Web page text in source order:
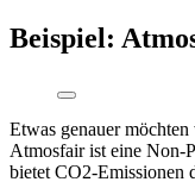
Beispiel:
Etwas genauer
Atmosfair ist eine Non-
bietet CO2-Emissionen